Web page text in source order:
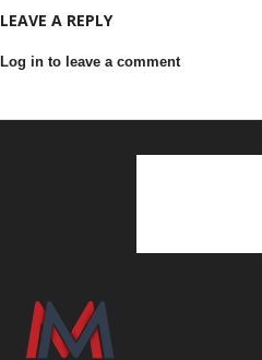
LEAVE A REPLY
Log in to leave a comment